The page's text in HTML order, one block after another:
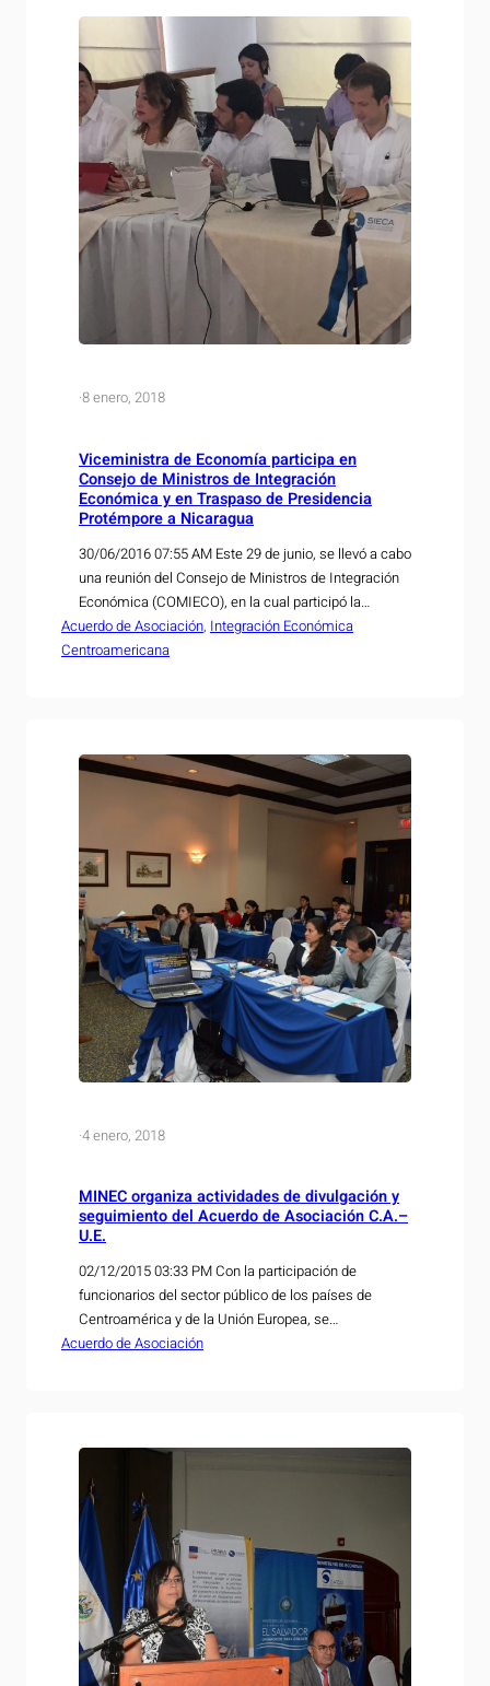
·8 enero, 2018
Viceministra de Economía participa en
Consejo de Ministros de Integración
Económica y en Traspaso de Presidencia
Protémpore a Nicaragua
30/06/2016 07:55 AM Este 29 de junio, se llevó a cabo
una reunión del Consejo de Ministros de Integración
Económica (COMIECO), en la cual participó la
Viceministra de Economía, Dra. Luz Estrella
Rodríguez. La relevancia de esta reunión radica en el
Acuerdo de Asociación, Integración Económica
Centroamericana
·4 enero, 2018
MINEC organiza actividades de divulgación y
seguimiento del Acuerdo de Asociación C.A.–
U.E.
02/12/2015 03:33 PM Con la participación de
funcionarios del sector público de los países de
Centroamérica y de la Unión Europea, se
desarrollaron los días 2 y 3 de diciembre, el taller
Acuerdo de Asociación